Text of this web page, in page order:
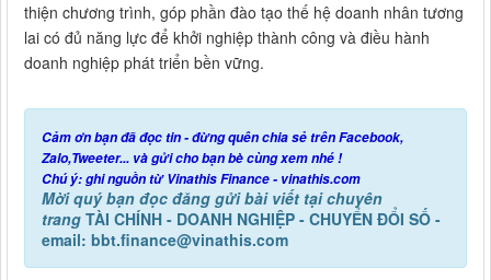
thiện chương trình, góp phần đào tạo thế hệ doanh nhân tương
lai có đủ năng lực để khởi nghiệp thành công và điều hành
doanh nghiệp phát triển bền vững.
Cảm ơn bạn đã đọc tin - đừng quên chia sẻ trên Facebook,
Zalo,Tweeter... và gửi cho bạn bè cùng xem nhé !
Chú ý: ghi nguồn từ Vinathis Finance - vinathis.com
Mời quý bạn đọc đăng gửi bài viết tại chuyên
trang TÀI CHÍNH - DOANH NGHIỆP - CHUYỂN ĐỔI SỐ -
email: bbt.finance@vinathis.com